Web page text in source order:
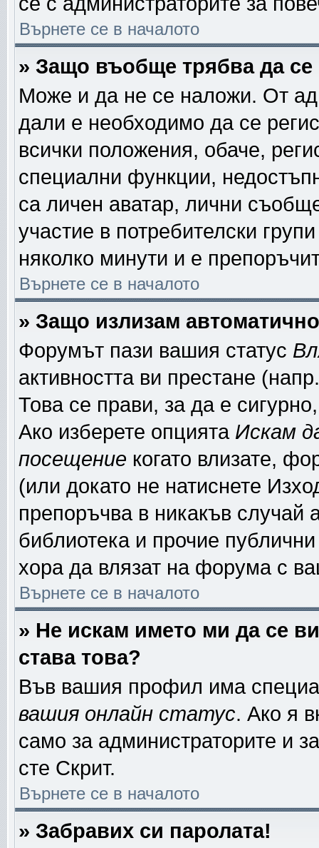
Върнете се в началото
» Защо въобще трябва да се
Може и да не се наложи. От
дали е необходимо да се
всички положения, обаче,
специални функции,
са личен аватар, лични
участие в потребителски
няколко минути и е
Върнете се в началото
» Защо излизам
Форумът пази вашия статус
активността ви престане
Това се прави, за да е
Ако изберете опцията Искам
посещение когато влизате,
(или докато не натиснете
препоръчва в никакъв случай
библиотека и прочие
хора да влязат на форума с
Върнете се в началото
» Не искам името ми да се
става това?
Във вашия профил има
вашия онлайн статус. Ако я
само за администраторите и
сте Скрит.
Върнете се в началото
» Забравих си паролата!